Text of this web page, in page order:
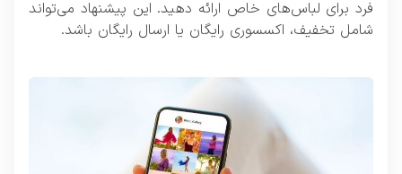
فرد برای لباس‌های خاص ارائه دهید. این پیشنهاد می‌تواند
شامل تخفیف، اکسسوری رایگان یا ارسال رایگان باشد.